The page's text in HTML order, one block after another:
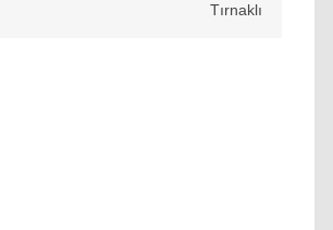
Tırnaklı